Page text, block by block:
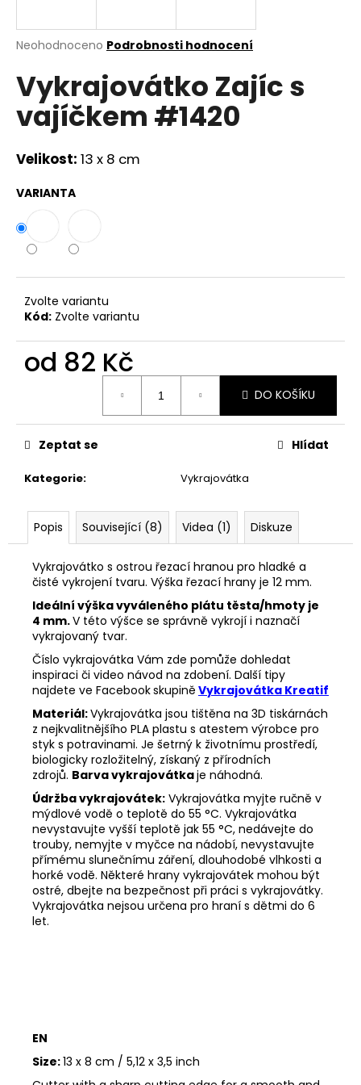
Průměrné
produktu
je
z
hvězdiček.
Neohodnoceno Podrobnosti hodnocení
Vykrajovátko Zajíc s
vajíčkem #1420
Velikost: 13 x 8 cm
VARIANTA
Zvolte variantu
Kód: Zvolte variantu
od 82 Kč
DO KOŠÍKU
Kategorie: Vykrajovátka
Zeptat se Hlídat
Popis Související (8) Videa (1) Diskuze
Vykrajovátko s ostrou řezací hranou pro hladké a
čisté vykrojení tvaru. Výška řezací hrany je 12 mm.
Ideální výška vyváleného plátu těsta/hmoty je
4 mm.V této výšce se správně vykrojí i naznačí
vykrajovaný tvar.
Číslo vykrajovátka Vám zde pomůže dohledat
inspiraci či video návod na zdobení. Další tipy
najdete ve Facebookskupině Vykrajovátka Kreatif
Materiál:Vykrajovátka jsou tištěna na 3D tiskárnách
z nejkvalitnějšího PLA plastu s atestem výrobce pro
styk s potravinami. Je šetrný k životnímu prostředí,
biologicky rozložitelný, získaný z přírodních
zdrojů. Barva vykrajovátkaje náhodná.
Údržba vykrajovátek: Vykrajovátka myjte ručně v
mýdlové vodě o teplotě do 55 °C. Vykrajovátka
nevystavujte vyšší teplotě jak 55 °C, nedávejte do
trouby, nemyjte v myčce na nádobí, nevystavujte
přímému slunečnímu záření, dlouhodobé vlhkosti a
horké vodě. Některé hrany vykrajovátek mohou být
ostré, dbejte na bezpečnost při práci s vykrajovátky.
Vykrajovátka nejsou určena pro hraní s dětmi do 6
let.
EN
Size:13 x 8 cm / 5,12 x 3,5 inch
j
t
?
D
o
p
o
u
č
m
e
MIKULÁŠ
SET
#347
74
Kč